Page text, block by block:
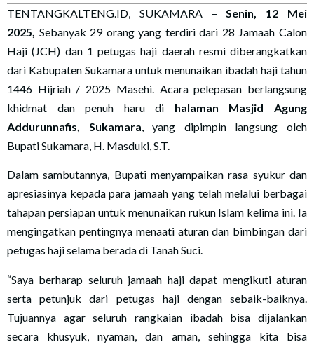
TENTANGKALTENG.ID, SUKAMARA –Senin, 12 Mei
2025, Sebanyak 29 orang yang terdiri dari 28 Jamaah Calon
Haji (JCH) dan 1 petugas haji daerah resmi diberangkatkan
dari Kabupaten Sukamara untuk menunaikan ibadah haji tahun
1446 Hijriah / 2025 Masehi. Acara pelepasan berlangsung
khidmat dan penuh haru di halaman Masjid Agung
Addurunnafis, Sukamara, yang dipimpin langsung oleh
Bupati Sukamara, H. Masduki, S.T.
Dalam sambutannya, Bupati menyampaikan rasa syukur dan
apresiasinya kepada para jamaah yang telah melalui berbagai
tahapan persiapan untuk menunaikan rukun Islam kelima ini. Ia
mengingatkan pentingnya menaati aturan dan bimbingan dari
petugas haji selama berada di Tanah Suci.
“Saya berharap seluruh jamaah haji dapat mengikuti aturan
serta petunjuk dari petugas haji dengan sebaik-baiknya.
Tujuannya agar seluruh rangkaian ibadah bisa dijalankan
secara khusyuk, nyaman, dan aman, sehingga kita bisa